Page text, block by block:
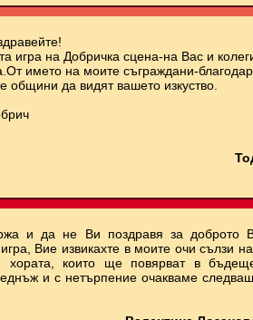
игра на Добричка сцена-на Вас и
името на моите съграждани-
общини да видят вашето изкуство.
и да не Ви поздравя за доброто
Вие извикахте в моите очи сълзи
които ще повярват в
и с нетърпение очакваме